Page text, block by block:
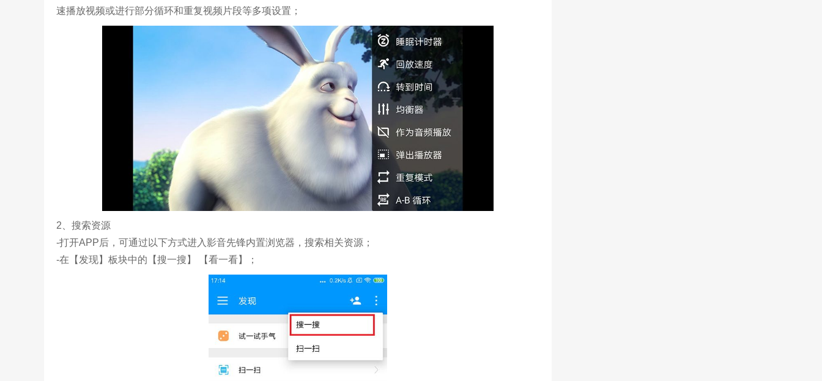
速播放视频或进行部分循环和重复视频片段等多项设置；
2、搜索资源
-打开APP后，可通过以下方式进入影音先锋内置浏览器，搜索相关资源；
-在【发现】板块中的【搜一搜】 【看一看】；